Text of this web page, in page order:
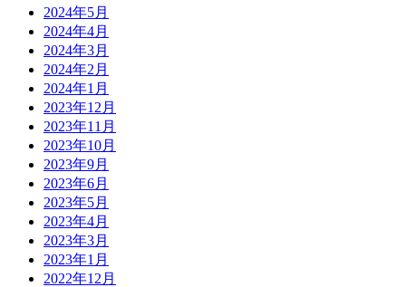
2024年5月
2024年4月
2024年3月
2024年2月
2024年1月
2023年12月
2023年11月
2023年10月
2023年9月
2023年6月
2023年5月
2023年4月
2023年3月
2023年1月
2022年12月